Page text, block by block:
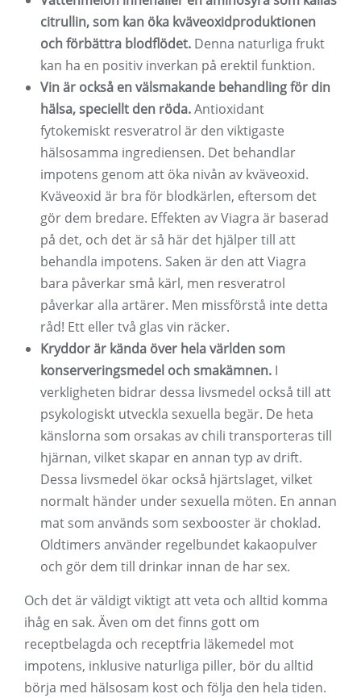
citrullin, som kan öka kväveoxidproduktionen
och förbättra blodflödet. Denna naturliga frukt
kan ha en positiv inverkan på erektil funktion.
Vin är också en välsmakande behandling för din
hälsa, speciellt den röda.Antioxidant
fytokemiskt resveratrol är den viktigaste
hälsosamma ingrediensen. Det behandlar
impotens genom att öka nivån av kväveoxid.
Kväveoxid är bra för blodkärlen, eftersom det
gör dem bredare. Effekten av Viagra är baserad
på det, och det är så här det hjälper till att
behandla impotens. Saken är den att Viagra
bara påverkar små kärl, men resveratrol
påverkar alla artärer. Men missförstå inte detta
råd! Ett eller två glas vin räcker.
Kryddor är kända över hela världen som
konserveringsmedel och smakämnen. I
verkligheten bidrar dessa livsmedel också till att
psykologiskt utveckla sexuella begär. De heta
känslorna som orsakas av chili transporteras till
hjärnan, vilket skapar en annan typ av drift.
Dessa livsmedel ökar också hjärtslaget, vilket
normalt händer under sexuella möten. En annan
mat som används som sexbooster är choklad.
Oldtimers använder regelbundet kakaopulver
och gör dem till drinkar innan de har sex.
Och det är väldigt viktigt att veta och alltid komma
ihåg en sak. Även om det finns gott om
receptbelagda och receptfria läkemedel mot
impotens, inklusive naturliga piller, bör du alltid
börja med hälsosam kost och följa den hela tiden.